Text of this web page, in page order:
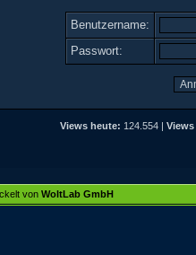
Benutzername:
Passwort:
Views heute: 124.554 |
von WoltLab GmbH